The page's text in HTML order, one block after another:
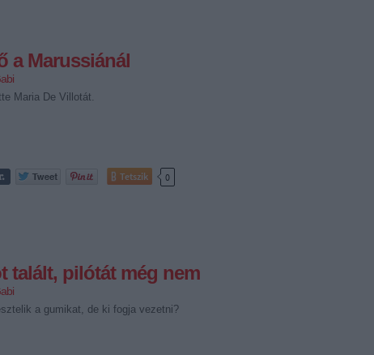
a Marussiánál
Maria De Villotát.
Tetszik 0
talált, pilótát még nem
a gumikat, de ki fogja vezetni?